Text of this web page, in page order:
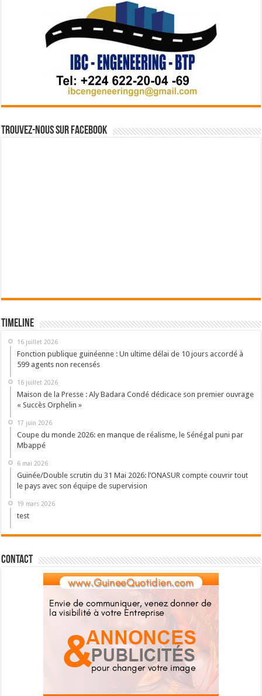
Trouvez-nous sur Facebook
Timeline
16 juillet 2026
Fonction publique guinéenne : Un ultime délai de 10 jours accordé à
599 agents non recensés
16 juillet 2026
Maison de la Presse : Aly Badara Condé dédicace son premier ouvrage
« Succès Orphelin »
17 juin 2026
Coupe du monde 2026: en manque de réalisme, le Sénégal puni par
Mbappé
6 mai 2026
Guinée/Double scrutin du 31 Mai 2026: l’ONASUR compte couvrir tout
le pays avec son équipe de supervision
19 mars 2026
test
Contact